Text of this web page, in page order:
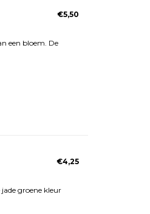
€5,50
een bloem. De
€4,25
groene kleur